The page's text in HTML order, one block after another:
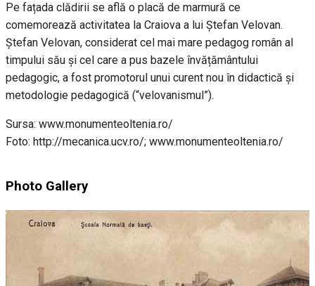
Pe fațada clădirii se află o placă de marmură ce
comemorează activitatea la Craiova a lui Ștefan Velovan.
Ștefan Velovan, considerat cel mai mare pedagog român al
timpului său și cel care a pus bazele învățământului
pedagogic, a fost promotorul unui curent nou în didactică și
metodologie pedagogică (“velovanismul”).
Sursa: www.monumenteoltenia.ro/
Foto: http://mecanica.ucv.ro/; www.monumenteoltenia.ro/
Photo Gallery